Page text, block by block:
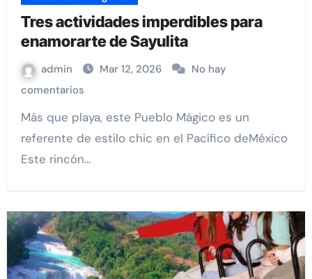
Tres actividades imperdibles para
enamorarte de Sayulita
admin Mar 12, 2026
No hay
comentarios
Más que playa, este Pueblo Mágico es un
referente de estilo chic en el Pacífico deMéxico
Este rincón…